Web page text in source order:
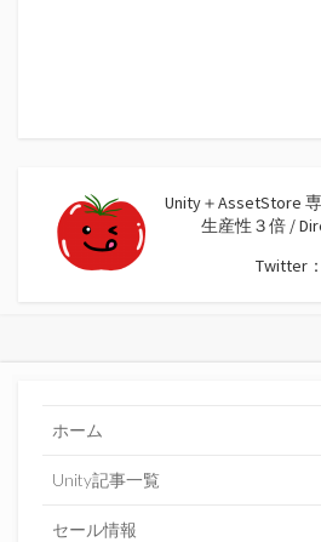
Unity＋AssetStore
生産性３倍 /
Twitter：
ホーム
Unity記事一覧
セール情報